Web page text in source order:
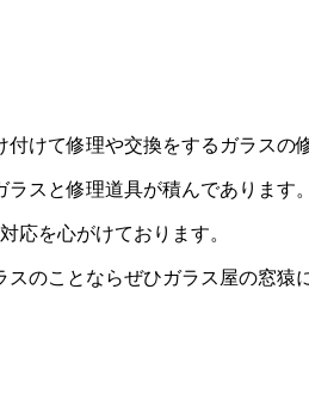
けて修理や交換をするガラスの
スと修理道具が積んであります。
応を心がけております。
のことならぜひガラス屋の窓猿